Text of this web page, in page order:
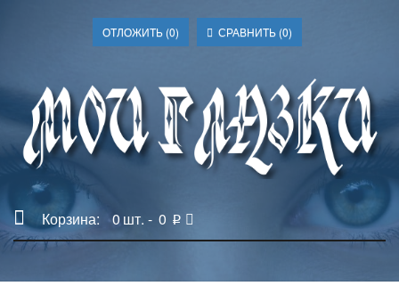
ОТЛОЖИТЬ (0) СРАВНИТЬ (0)
Корзина: 0шт. - 0 p